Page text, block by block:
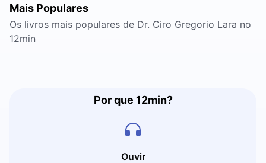
Mais Populares
Os livros mais populares de Dr. Ciro Gregorio Lara no
12min
Por que 12min?
Ouvir